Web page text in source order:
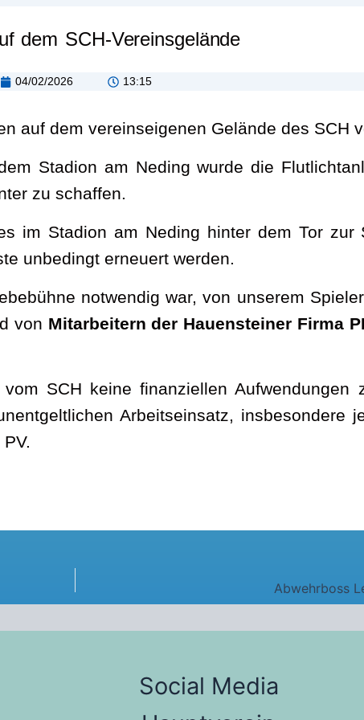
dem SCH-Vereinsgelände
04/02/2026 13:15
auf dem vereinseigenen Gelände des SCH
Stadion am Neding wurde die
zu schaffen.
im Stadion am Neding hinter dem Tor zur
unbedingt erneuert werden.
notwendig war, von unserem
von Mitarbeitern der Hauensteiner Firma
SCH keine finanziellen Aufwendungen
Arbeitseinsatz, insbesondere
Abwehrboss
Social Media